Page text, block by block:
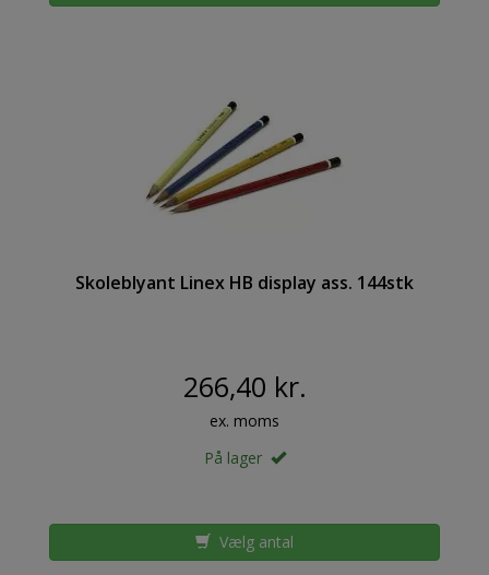
Skoleblyant Linex HB display ass. 144stk
266,40 kr.
ex. moms
På lager
Vælg antal